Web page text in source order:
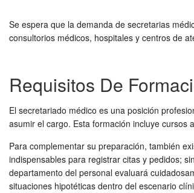
Se espera que la demanda de secretarias
consultorios médicos, hospitales y centros de
Requisitos De
El secretariado médico es una posición
asumir el cargo. Esta formación incluye cursos
Para complementar su preparación, también
indispensables para registrar citas y pedidos;
departamento del personal evaluará
situaciones hipotéticas dentro del escenario